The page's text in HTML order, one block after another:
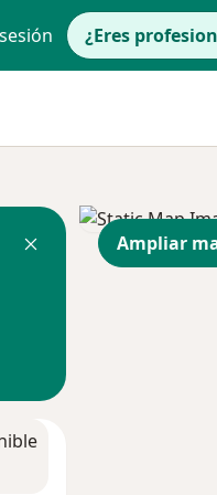
¿Eres
Ampliar